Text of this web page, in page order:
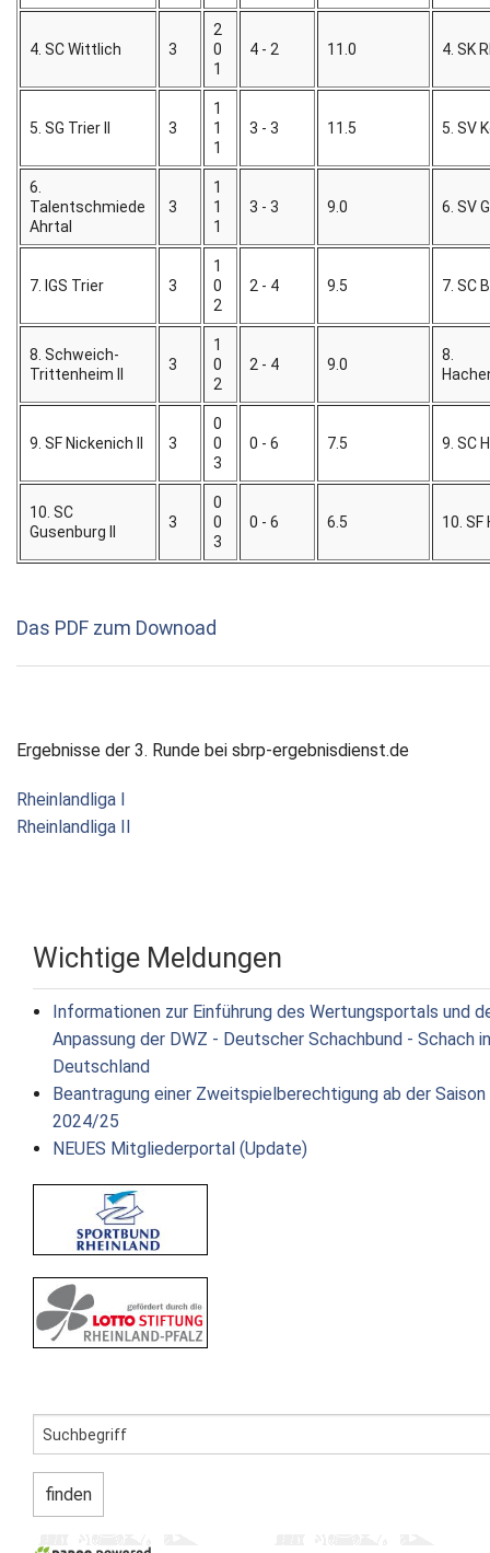
4. SC Wittlich 3
2
0
1
4 - 2 11.0 4. SK
5. SG Trier II 3
1
1
1
3 - 3 11.5 5. SV
6.
Talentschmiede
Ahrtal
3
1
1
1
3 - 3 9.0 6. SV
7. IGS Trier 3
1
0
2
2 - 4 9.5 7. SC
8. Schweich-
Trittenheim II
3
1
0
2
2 - 4 9.0
8.
9. SF Nickenich II 3
0
0
3
0 - 6 7.5 9. SC
10. SC
Gusenburg II
3
0
0
3
0 - 6 6.5 10.
Das PDF zum Downoad
Ergebnisse der 3. Runde bei sbrp-ergebnisdienst.de
Rheinlandliga I
Rheinlandliga II
Wichtige Meldungen
Informationen zur Einführung des Wertungsportals und
Anpassung der DWZ - Deutscher Schachbund - Schach in
Deutschland
Beantragung einer Zweitspielberechtigung ab der Saison
2024/25
NEUES Mitgliederportal (Update)